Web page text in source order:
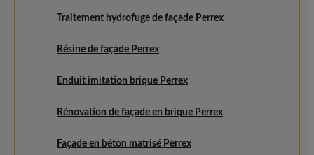
Traitement hydrofuge de façade Perrex
Résine de façade Perrex
Enduit imitation brique Perrex
Rénovation de façade en brique Perrex
Façade en béton matrisé Perrex